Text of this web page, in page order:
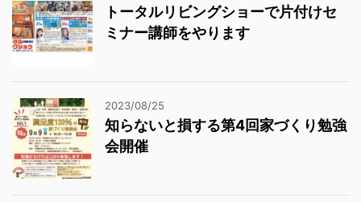
トータルリビングショーで片付けセ
ミナー講師をやります
2023/08/25
知らないと損する第4回家づくり勉強
会開催